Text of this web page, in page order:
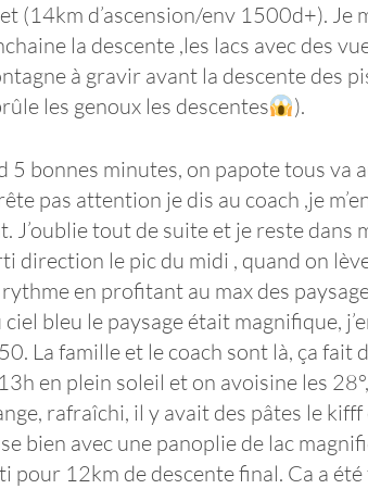
(14km d’ascension/env 1500d+). Je
la descente ,les lacs avec des
à gravir avant la descente des
les genoux les descentes
).
5 bonnes minutes, on papote tous va
pas attention je dis au coach ,je
J’oublie tout de suite et je reste dans
direction le pic du midi , quand on
en profitant au max des
bleu le paysage était magnifique,
La famille et le coach sont là, ça fait
en plein soleil et on avoisine les
rafraîchi, il y avait des pâtes le
bien avec une panoplie de lac
pour 12km de descente final. Ca a